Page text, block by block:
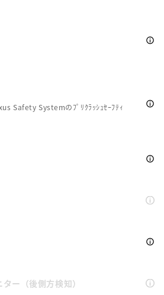
Safety Systemのﾌﾟﾘｸﾗｯｼｭｾｰﾌﾃｨ
ー（後側方検知）